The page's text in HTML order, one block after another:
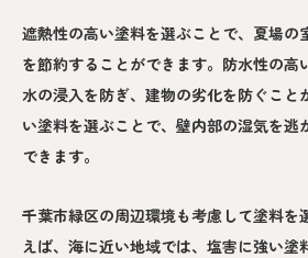
遮熱性の高い塗料を選ぶことで、夏場の
を節約することができます。防水性の高
水の浸入を防ぎ、建物の劣化を防ぐこと
い塗料を選ぶことで、壁内部の湿気を逃
できます。
千葉市緑区の周辺環境も考慮して塗料を
えば、海に近い地域では、塩害に強い塗